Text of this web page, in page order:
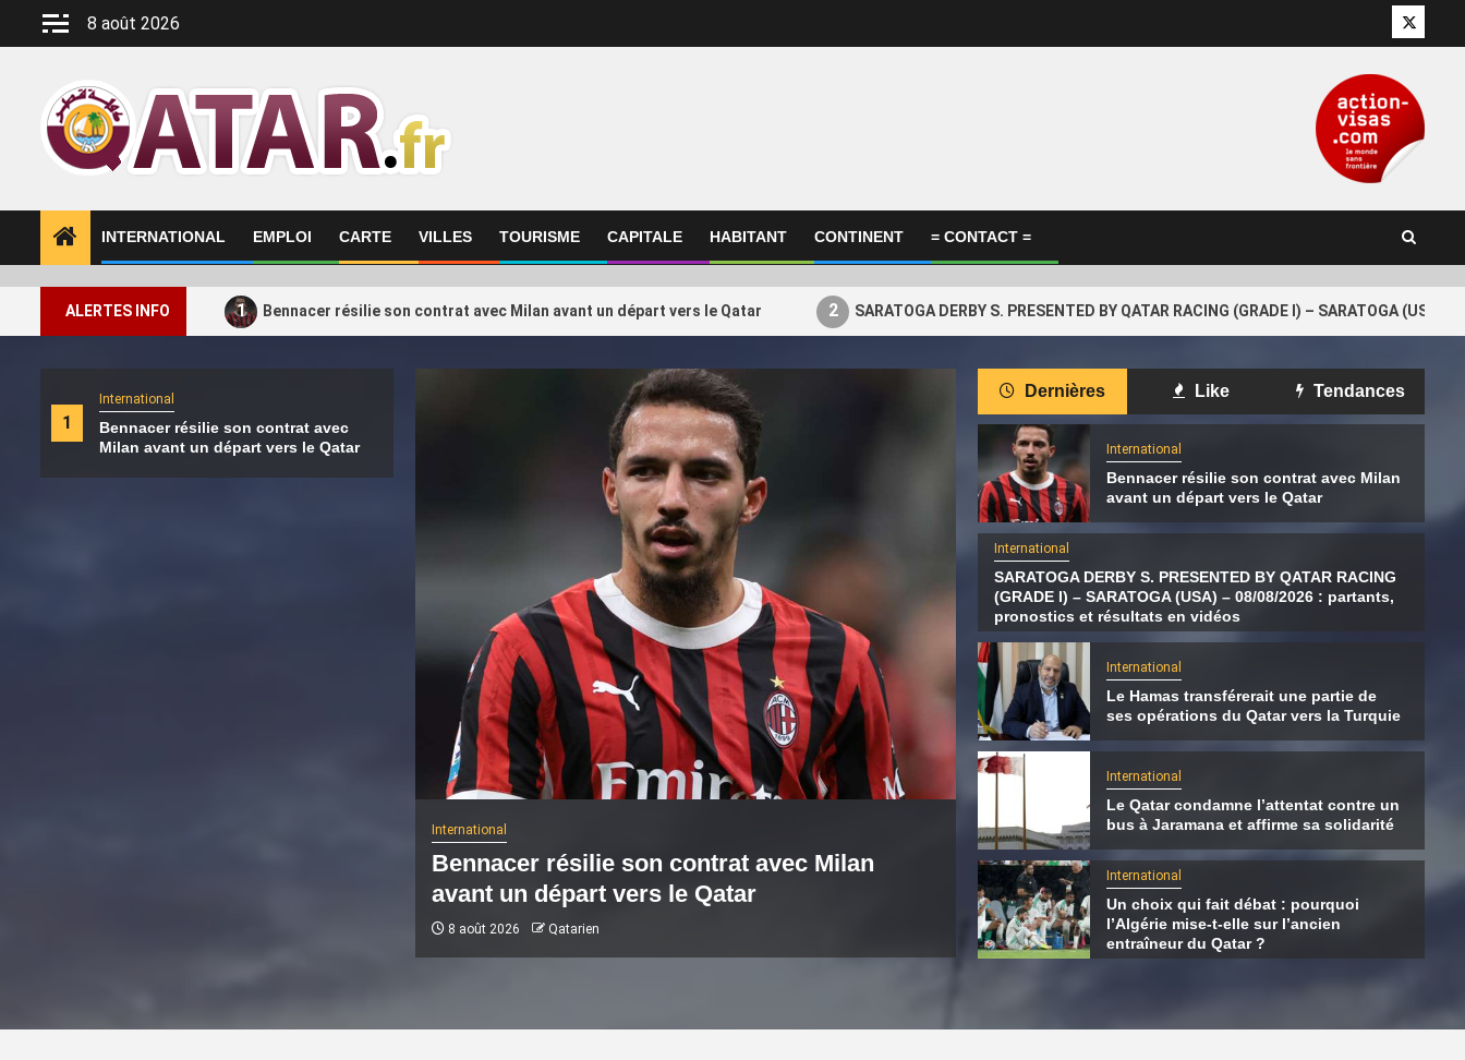
8 août 2026 Twitter
INTERNATIONAL EMPLOI CARTE VILLES TOURISME CAPITALE HABITANT CONTINENT = CONTACT =
ALERTES INFO 1 Bennacer résilie son contrat avec Milan avant un départ vers le Qatar 2 SARATOGA DERBY S. PRESENTED BY QATAR RACING (GRADE I) – SARATOGA
1
International
Bennacer résilie son contrat avec
Milan avant un départ vers le Qatar
SARATOGA DERBY S. PRESENTED
BY QATAR RACING (GRADE I) –
SARATOGA (USA) – 08/08/2026 :
partants, pronostics et résultats en
Le Qatar condamne l’attentat
contre un bus à Jaramana et
4
International
Le Hamas transférerait une partie
Turquie
International
Bennacer résilie son contrat avec Milan
avant un départ vers le Qatar
8 août 2026 Qatarien
International
SARATOGA DERBY S. PRESENTED BY
QATAR RACING (GRADE I) – SARATOGA
(USA) – 08/08/2026 : partants, pronostics et
résultats en vidéos
Dernières Like Tendances
International
Bennacer résilie son contrat avec Milan
avant un départ vers le Qatar
International
SARATOGA DERBY S. PRESENTED BY QATAR RACING
(GRADE I) – SARATOGA (USA) – 08/08/2026 : partants,
pronostics et résultats en vidéos
International
Le Hamas transférerait une partie de
ses opérations du Qatar vers la Turquie
International
Le Qatar condamne l’attentat contre un
bus à Jaramana et affirme sa solidarité
International
Un choix qui fait débat : pourquoi
l’Algérie mise-t-elle sur l’ancien
entraîneur du Qatar ?